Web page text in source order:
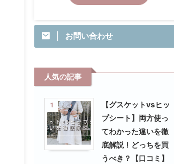
お問い合わせ
人気の記事
1
【グスケットvsヒッ
プシート】両方使っ
てわかった違いを徹
底解説！どっちを買
うべき？【口コミ】